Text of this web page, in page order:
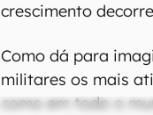
crescimento
Como dá para
militares os mais
como em todo o